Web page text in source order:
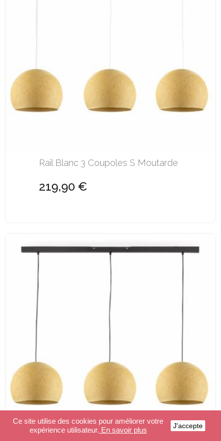
Rail Blanc 3 Coupoles S Moutarde
219,90 €
Ce site utilise des cookies pour améliorer votre
expérience utilisateur. En savoir plus J'accepte